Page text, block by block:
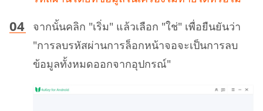
จากนั้นคลิก "เริ่ม" แล้วเลือก "ใช่" เพื่อยืนยันว่า
"การลบรหัสผ่านการล็อกหน้าจอจะเป็นการลบ
ข้อมูลทั้งหมดออกจากอุปกรณ์"